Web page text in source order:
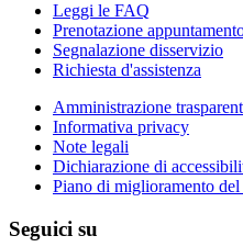
Leggi le FAQ
Prenotazione
Segnalazione disservizio
Richiesta d'assistenza
Amministrazione
Informativa privacy
Note legali
Dichiarazione di
Piano di miglioramento
Seguici su